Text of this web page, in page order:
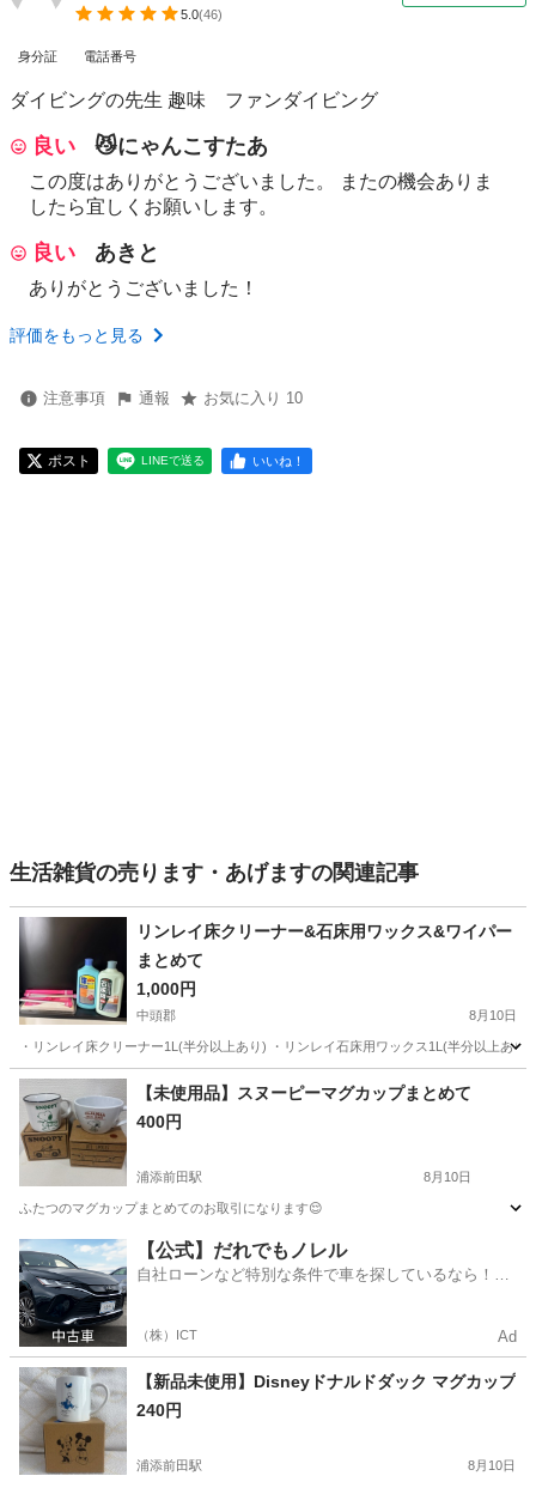
5.0(46)
身分証 電話番号
ダイビングの先生 趣味 ファンダイビング
良い 😼にゃんこすたあ
この度はありがとうございました。 またの機会ありま
したら宜しくお願いします。
良い あきと
ありがとうございました！
評価をもっと見る
注意事項 通報 お気に入り 10
ポスト LINEで送る いいね！
生活雑貨の売ります・あげますの関連記事
リンレイ床クリーナー&石床用ワックス&ワイパー
まとめて
1,000円
中頭郡 8月10日
・リンレイ床クリーナー1L(半分以上あり) ・リンレイ石床用ワックス1L(半分以上あ
沖縄 中頭郡 掃除用具
【未使用品】スヌーピーマグカップまとめて
400円
浦添前田駅 8月10日
ふたつのマグカップまとめてのお取引になります😌
沖縄 浦添市 浦添前田駅 食器 スヌーピーマグカップ
【公式】だれでもノレル
自社ローンなど特別な条件で車を探しているなら！金
（株）ICT Ad
【新品未使用】Disneyドナルドダック マグカップ
240円
浦添前田駅 8月10日